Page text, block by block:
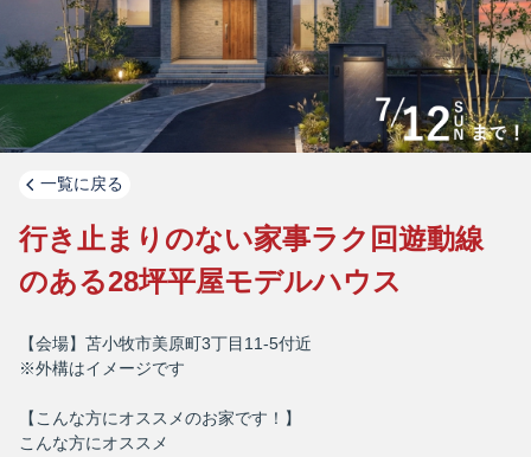
一覧に戻る
行き止まりのない家事ラク回遊動線
のある28坪平屋モデルハウス
【会場】苫小牧市美原町3丁目11-5付近
※外構はイメージです
【こんな方にオススメのお家です！】
こんな方にオススメ